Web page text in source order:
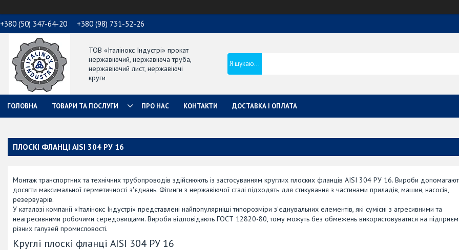
+380 (50) 347-64-20 +380 (98) 731-52-26
ТОВ «Італінокс Індустрі» прокат
нержавіючий, нержавіюча труба,
нержавіючий лист, нержавіючі
круги
ГОЛОВНА ТОВАРИ ТА ПОСЛУГИ ПРО НАС КОНТАКТИ ДОСТАВКА І ОПЛАТА
ПЛОСКІ ФЛАНЦІ AISI 304 РУ 16
Монтаж транспортних та технічних трубопроводів здійснюють із застосуванням круглих плоских фланців AISI 304 РУ 16. Вироби
досягти максимальної герметичності з'єднань. Фітинги з нержавіючої сталі підходять для стикування з частинами приладів, машин, насосів,
резервуарів.
У каталозі компанії «Італінокс Індустрі» представлені найпопулярніші типорозміри з'єднувальних елементів, які сумісні з агресивними та
неагресивними робочими середовищами. Вироби відповідають ГОСТ 12820-80, тому можуть без обмежень використовуватися на
різних галузей промисловості.
Круглі плоскі фланці AISI 304 РУ 16